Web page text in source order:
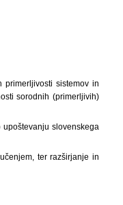
primerljivosti sistemov in
sorodnih (primerljivih)
slovenskega
ter razširjanje in